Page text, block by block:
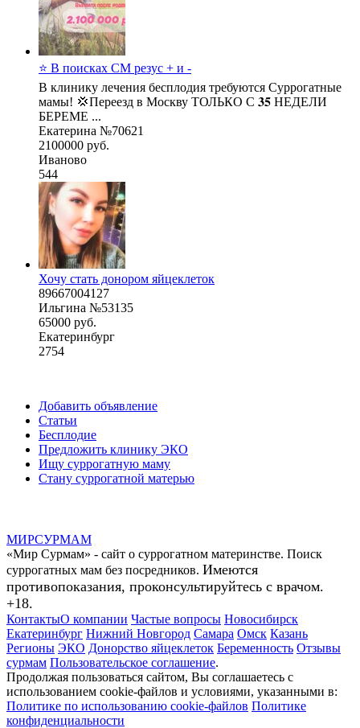
⭐ В поисках СМ резус + и -
В клинику лечения бесплодия требуются Суррогатные
мамы! 💢Переезд в Москву ТОЛЬКО С 𝟑𝟓 НЕДЕЛИ
БЕРЕМЕ ...
Екатерина №70621
2100000 руб.
Иваново
544
Хочу стать донором яйцеклеток
89667004127
Ильгина №53135
65000 руб.
Екатеринбург
2754
Добавить объявление
Статьи
Бесплодие
Предложить клинику ЭКО
Ищу суррогатную маму
Стану суррогатной матерью
МИРСУРМАМ
«Мир Сурмам» - сайт о суррогатном материнстве. Поиск
суррогатных мам без посредников. Имеются
противопоказания, проконсультируйтесь с врачом.
+18.
КонтактыО компании Частые вопросы Новосибирск
Екатеринбург Нижний Новгород Самара Омск Казань
Регионы ЭКО Донорство яйцеклеток Беременность Отзывы
сурмам Пользовательское соглашение.
Продолжая пользоваться сайтом, Вы соглашаетесь с
использованием cookie-файлов и условиями, указанными в:
Политике по использованию cookie-файлов Политике
конфиденциальности